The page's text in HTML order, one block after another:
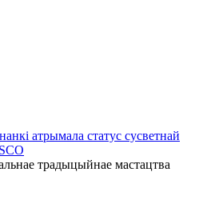
атрымала статус сусветнай
традыцыйнае мастацтва